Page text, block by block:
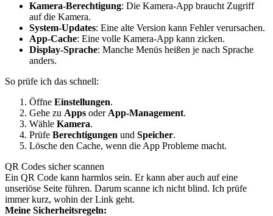
Kamera-Berechtigung: Die Kamera-App braucht Zugriff
auf die Kamera.
System-Updates: Eine alte Version kann Fehler verursachen.
App-Cache: Eine volle Kamera-App kann zicken.
Display-Sprache: Manche Menüs heißen je nach Sprache
anders.
So prüfe ich das schnell:
Öffne Einstellungen.
Gehe zu Apps oder App-Management.
Wähle Kamera.
Prüfe Berechtigungen und Speicher.
Lösche den Cache, wenn die App Probleme macht.
QR Codes sicher scannen
Ein QR Code kann harmlos sein. Er kann aber auch auf eine
unseriöse Seite führen. Darum scanne ich nicht blind. Ich prüfe
immer kurz, wohin der Link geht.
Meine Sicherheitsregeln: